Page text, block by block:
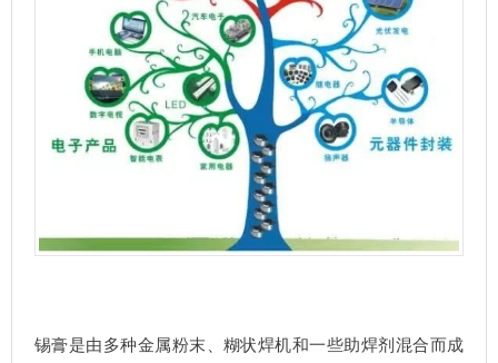
锡膏是由多种金属粉末、糊状焊机和一些助焊剂混合而成